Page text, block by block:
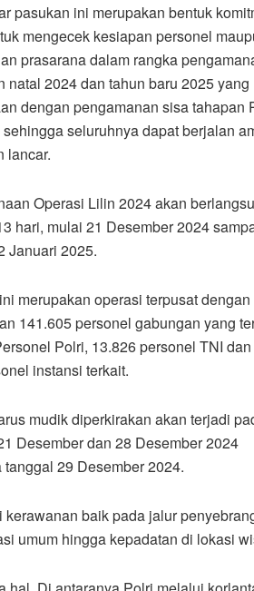
pasukan ini merupakan bentuk
mengecek kesiapan personel
prasarana dalam rangka
natal 2024 dan tahun baru 2025 yang
dengan pengamanan sisa tahapan
seluruhnya dapat berjalan
lancar.
Operasi Lilin 2024 akan
hari, mulai 21 Desember 2024
Januari 2025.
merupakan operasi terpusat dengan
141.605 personel gabungan yang
Polri, 13.826 personel TNI
instansi terkait.
mudik diperkirakan akan terjadi
Desember dan 28 Desember 2024
29 Desember 2024.
baik pada jalur
umum hingga kepadatan di lokasi